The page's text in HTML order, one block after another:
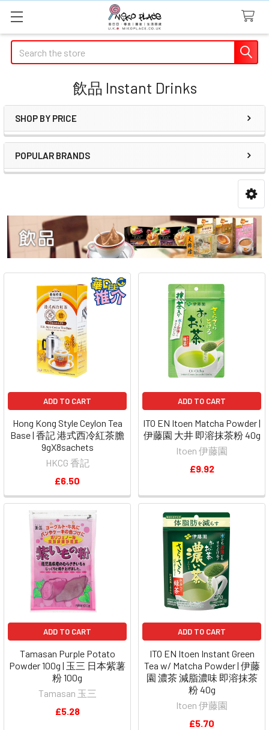
Search
飲品 Instant Drinks
Sidebar
SHOP BY PRICE
POPULAR BRANDS
ADD TO CART
Hong Kong Style Ceylon Tea
Base | 香記 港式西冷紅茶膽
9gX8sachets
HKCG 香記
£6.50
ADD TO CART
ITO EN Itoen Matcha Powder |
伊藤園 大井 即溶抹茶粉 40g
Itoen 伊藤園
£9.92
ADD TO CART
Tamasan Purple Potato
Powder 100g | 玉三 日本紫薯
粉 100g
Tamasan 玉三
£5.28
ADD TO CART
ITO EN Itoen Instant Green
Tea w/ Matcha Powder | 伊藤
園 濃茶 減脂濃味 即溶抹茶
粉 40g
Itoen 伊藤園
£5.70